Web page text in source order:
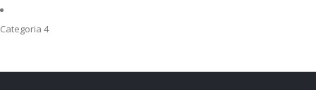
Categoria 4